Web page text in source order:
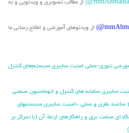
از مطالب تصویری و ویدئویی و به
از ویدئوهای آموزشی و اطلاع رسانی ما
تئوری-عملی امنیت سایبری سیستم‌های کنترل
سایبری سامانه های کنترل و اتوماسیون صنعتی
برگزاری آموزش تخصصی ۶۴ ساعته نظری و عملی «امنیت سایبری سیستمهای
صنعت برق و راهکارهای ارتقاء آن (با تمرکز بر